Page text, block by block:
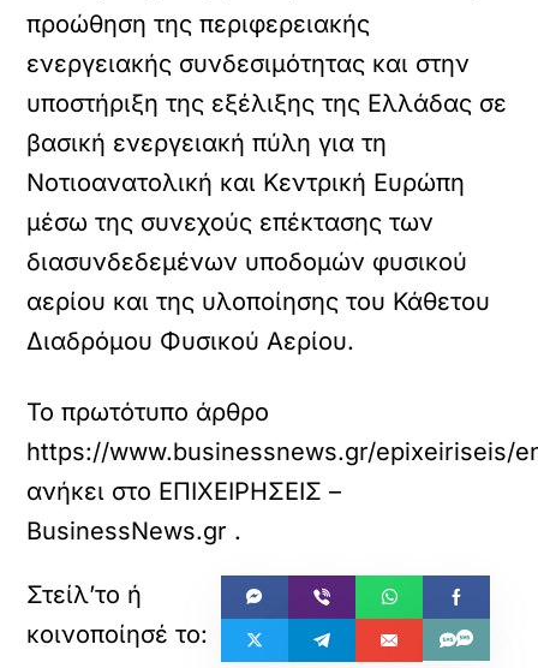
προώθηση της περιφερειακής
ενεργειακής συνδεσιμότητας και στην
υποστήριξη της εξέλιξης της Ελλάδας σε
βασική ενεργειακή πύλη για τη
Νοτιοανατολική και Κεντρική Ευρώπη
μέσω της συνεχούς επέκτασης των
διασυνδεδεμένων υποδομών φυσικού
αερίου και της υλοποίησης του Κάθετου
Διαδρόμου Φυσικού Αερίου.
Το πρωτότυπο άρθρο
https://www.businessnews.gr/epixeiriseis/
ανήκει στο ΕΠΙΧΕΙΡΗΣΕΙΣ –
BusinessNews.gr .